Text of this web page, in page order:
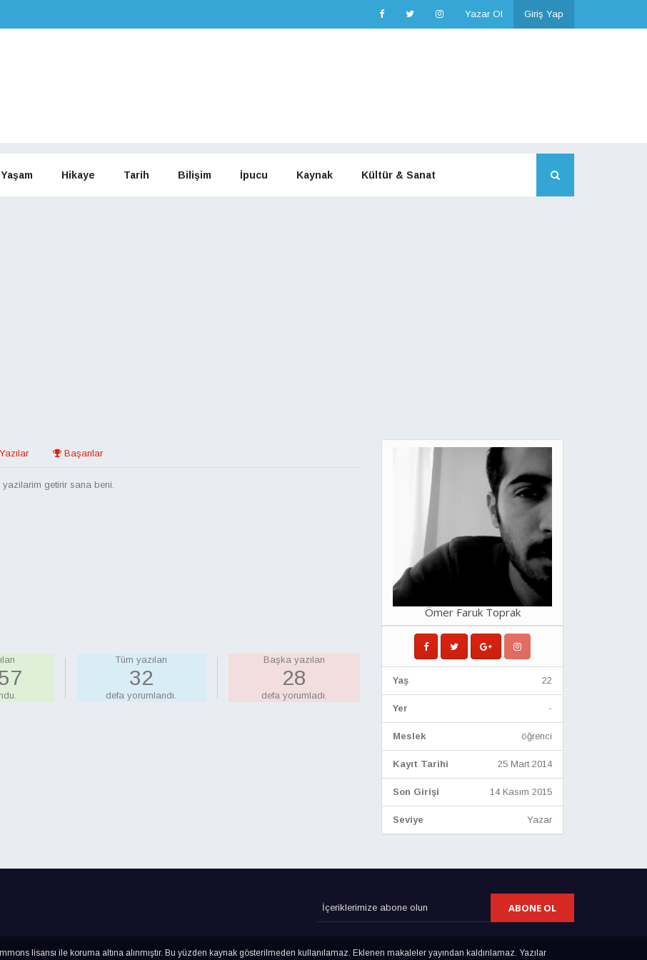
Yazar Ol Giriş Yap
Yaşam Hikaye Tarih Bilişim İpucu Kaynak Kültür & Sanat
Yazılar Başarılar
getirir sana beni.
Tüm yazıları
33
defa yorumlandı.
Başka yazıları
29
defa yorumladı.
Ömer Faruk Toprak
Yaş 22
Yer -
Meslek öğrenci
Kayıt Tarihi 25 Mart 2014
Son Girişi 14 Kasım 2015
Seviye Yazar
ABONE OL
lisansı ile koruma altına alınmıştır. Bu yüzden kaynak gösterilmeden kullanılamaz. Eklenen makaleler yayından kaldırılamaz. Yazılar